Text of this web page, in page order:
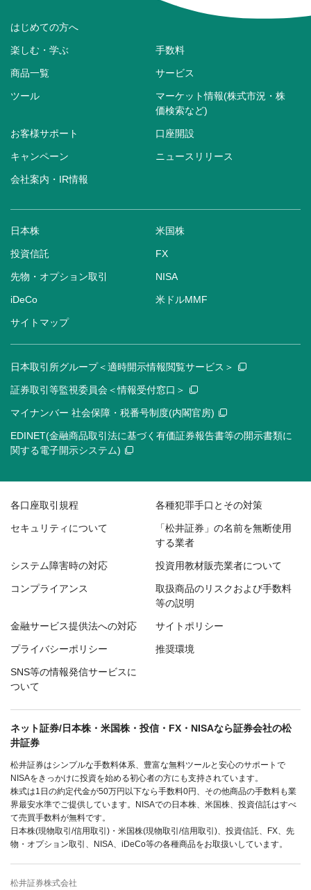
はじめての方へ
楽しむ・学ぶ 手数料
商品一覧 サービス
ツール
マーケット情報(株式市況・株
価検索など)
お客様サポート 口座開設
キャンペーン ニュースリリース
会社案内・IR情報
日本株 米国株
投資信託 FX
先物・オプション取引 NISA
iDeCo 米ドルMMF
サイトマップ
日本取引所グループ＜適時開示情報閲覧サービス＞
証券取引等監視委員会＜情報受付窓口＞
マイナンバー 社会保障・税番号制度(内閣官房)
EDINET(金融商品取引法に基づく有価証券報告書等の開示書類に
関する電子開示システム)
各口座取引規程 各種犯罪手口とその対策
セキュリティについて
「松井証券」の名前を無断使用
する業者
システム障害時の対応 投資用教材販売業者について
コンプライアンス
取扱商品のリスクおよび手数料
等の説明
金融サービス提供法への対応 サイトポリシー
プライバシーポリシー 推奨環境
SNS等の情報発信サービスに
ついて
ネット証券/日本株・米国株・投信・FX・NISAなら証券会社の松
井証券
松井証券はシンプルな手数料体系、豊富な無料ツールと安心のサポートで
NISAをきっかけに投資を始める初心者の方にも支持されています。
株式は1日の約定代金が50万円以下なら手数料0円、その他商品の手数料も業
界最安水準でご提供しています。NISAでの日本株、米国株、投資信託はすべ
て売買手数料が無料です。
日本株(現物取引/信用取引)・米国株(現物取引/信用取引)、投資信託、FX、先
物・オプション取引、NISA、iDeCo等の各種商品をお取扱いしています。
松井証券株式会社